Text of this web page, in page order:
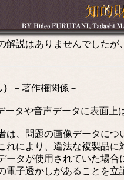
解説はありませんでしたが
－著作権関係－
タや音声データに表面
、問題の画像データにつ
れにより、違法な複製品
ータが使用されていた場
電子透かしがあることを